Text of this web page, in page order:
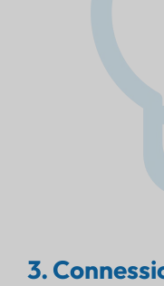
3.